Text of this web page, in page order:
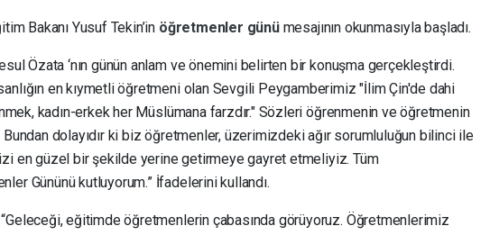
Bakanı Yusuf Tekin’in öğretmenler günü mesajının okunmasıyla başladı.
Özata ‘nın günün anlam ve önemini belirten bir konuşma gerçekleştirdi.
en kıymetli öğretmeni olan Sevgili Peygamberimiz "İlim Çin'de dahi
kadın-erkek her Müslümana farzdır." Sözleri öğrenmenin ve öğretmenin
dolayıdır ki biz öğretmenler, üzerimizdeki ağır sorumluluğun bilinci ile
en güzel bir şekilde yerine getirmeye gayret etmeliyiz. Tüm
Gününü kutluyorum.” İfadelerini kullandı.
eğitimde öğretmenlerin çabasında görüyoruz. Öğretmenlerimiz